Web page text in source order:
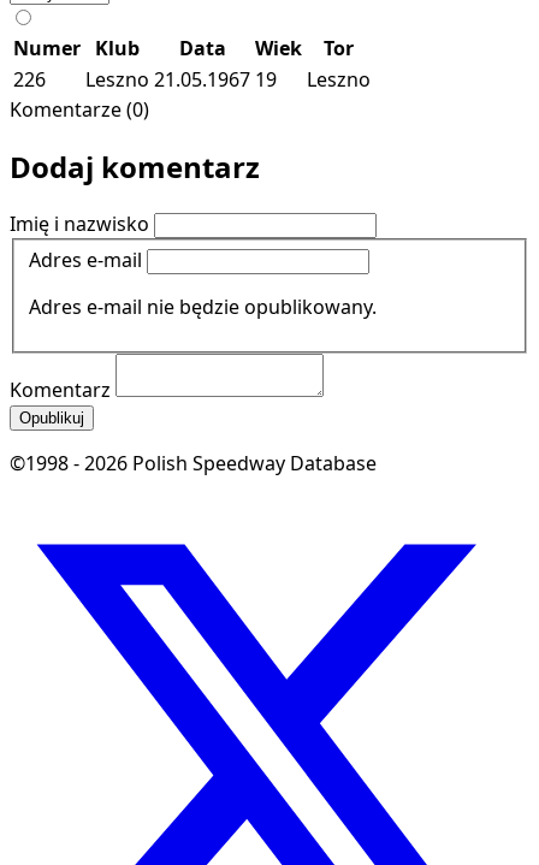
Numer Klub Data Wiek
Tor
226
Leszno 21.05.1967 19
Leszno
Komentarze (0)
Dodaj komentarz
Imię i nazwisko
Adres e-mail
Adres e-mail nie będzie opublikowany.
Komentarz
Opublikuj
©1998 - 2026 Polish Speedway Database